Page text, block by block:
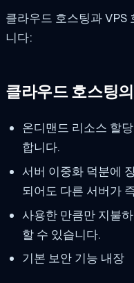
클라우드 호스팅과 VPS
니다:
클라우드 호스팅
온디맨드 리소스 할
합니다.
서버 이중화 덕분에
되어도 다른 서버가
사용한 만큼만 지불
할 수 있습니다.
기본 보안 기능 내장